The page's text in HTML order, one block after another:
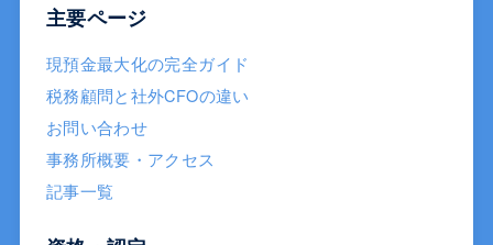
主要ページ
現預金最大化の完全ガイド
税務顧問と社外CFOの違い
お問い合わせ
事務所概要・アクセス
記事一覧